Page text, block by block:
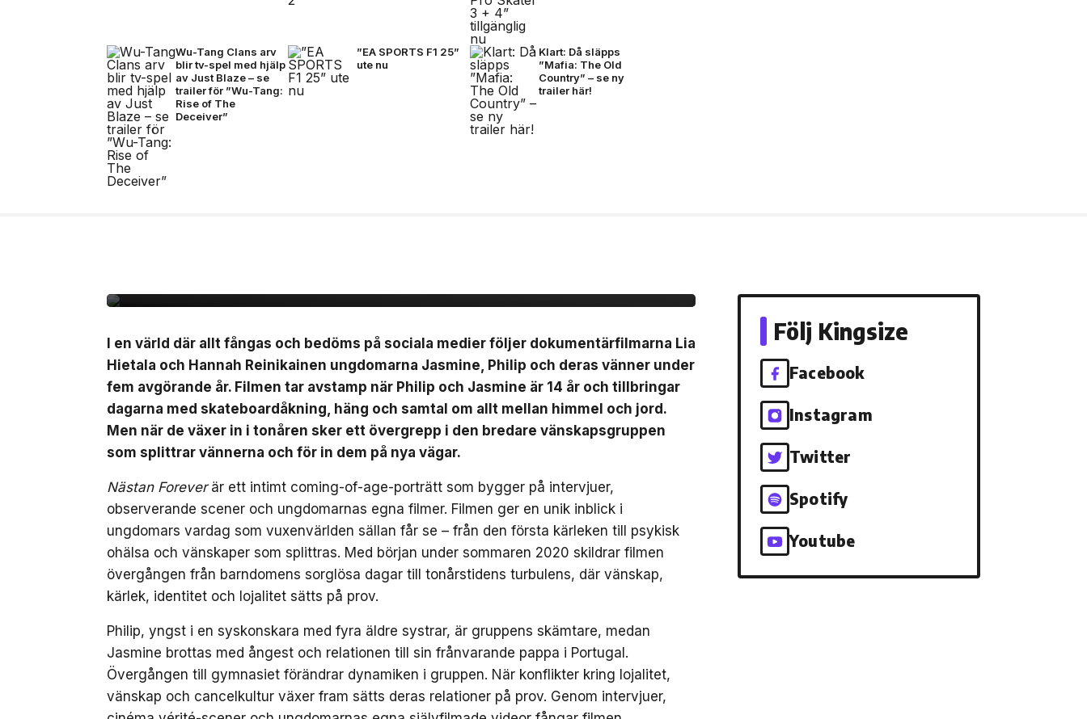
Wu-Tang Clans arv
blir tv-spel med hjälp
av Just Blaze – se
trailer för ”Wu-Tang:
Rise of The
Deceiver”
”EA SPORTS F1 25”
ute nu
Klart: Då släpps
”Mafia: The Old
Country” – se ny
trailer här!
I en värld där allt fångas och bedöms på sociala medier följer dokumentärfilmarna Lia
Hietala och Hannah Reinikainen ungdomarna Jasmine, Philip och deras vänner under
fem avgörande år. Filmen tar avstamp när Philip och Jasmine är 14 år och tillbringar
dagarna med skateboardåkning, häng och samtal om allt mellan himmel och jord.
Men när de växer in i tonåren sker ett övergrepp i den bredare vänskapsgruppen
som splittrar vännerna och för in dem på nya vägar.
Nästan Foreverär ett intimt coming-of-age-porträtt som bygger på intervjuer,
observerande scener och ungdomarnas egna filmer. Filmen ger en unik inblick i
ungdomars vardag som vuxenvärlden sällan får se – från den första kärleken till psykisk
ohälsa och vänskaper som splittras. Med början under sommaren 2020 skildrar filmen
övergången från barndomens sorglösa dagar till tonårstidens turbulens, där vänskap,
kärlek, identitet och lojalitet sätts på prov.
Philip, yngst i en syskonskara med fyra äldre systrar, är gruppens skämtare, medan
Jasmine brottas med ångest och relationen till sin frånvarande pappa i Portugal.
Övergången till gymnasiet förändrar dynamiken i gruppen. När konflikter kring lojalitet,
vänskap och cancelkultur växer fram sätts deras relationer på prov. Genom intervjuer,
Följ Kingsize
Facebook
Instagram
Twitter
Spotify
Youtube